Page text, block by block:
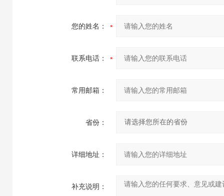
您的姓名：
联系电话：
常用邮箱：
省份：
详细地址：
补充说明：